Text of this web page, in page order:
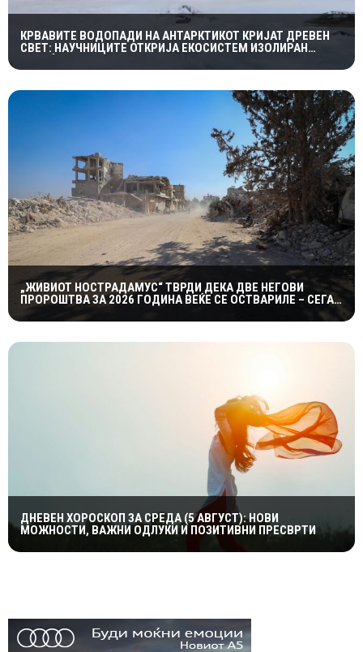
КРВАВИТЕ ВОДОПАДИ НА АНТАРКТИКОТ КРИЈАТ ДРЕВЕН
СВЕТ: НАУЧНИЦИТЕ ОТКРИЈА ЕКОСИСТЕМ ИЗОЛИРАН
„ЖИВИОТ НОСТРАДАМУС“ ТВРДИ ДЕКА ДВЕ НЕГОВИ
ПРОРОШТВА ЗА 2026 ГОДИНА ВЕЌЕ СЕ ОСТВАРИЛЕ – СЕГА
ПРЕДУПРЕДУВА НА ТРЕТО
ДНЕВЕН ХОРОСКОП ЗА СРЕДА (5 АВГУСТ): НОВИ
МОЖНОСТИ, ВАЖНИ ОДЛУКИ И ПОЗИТИВНИ ПРЕСВРТИ